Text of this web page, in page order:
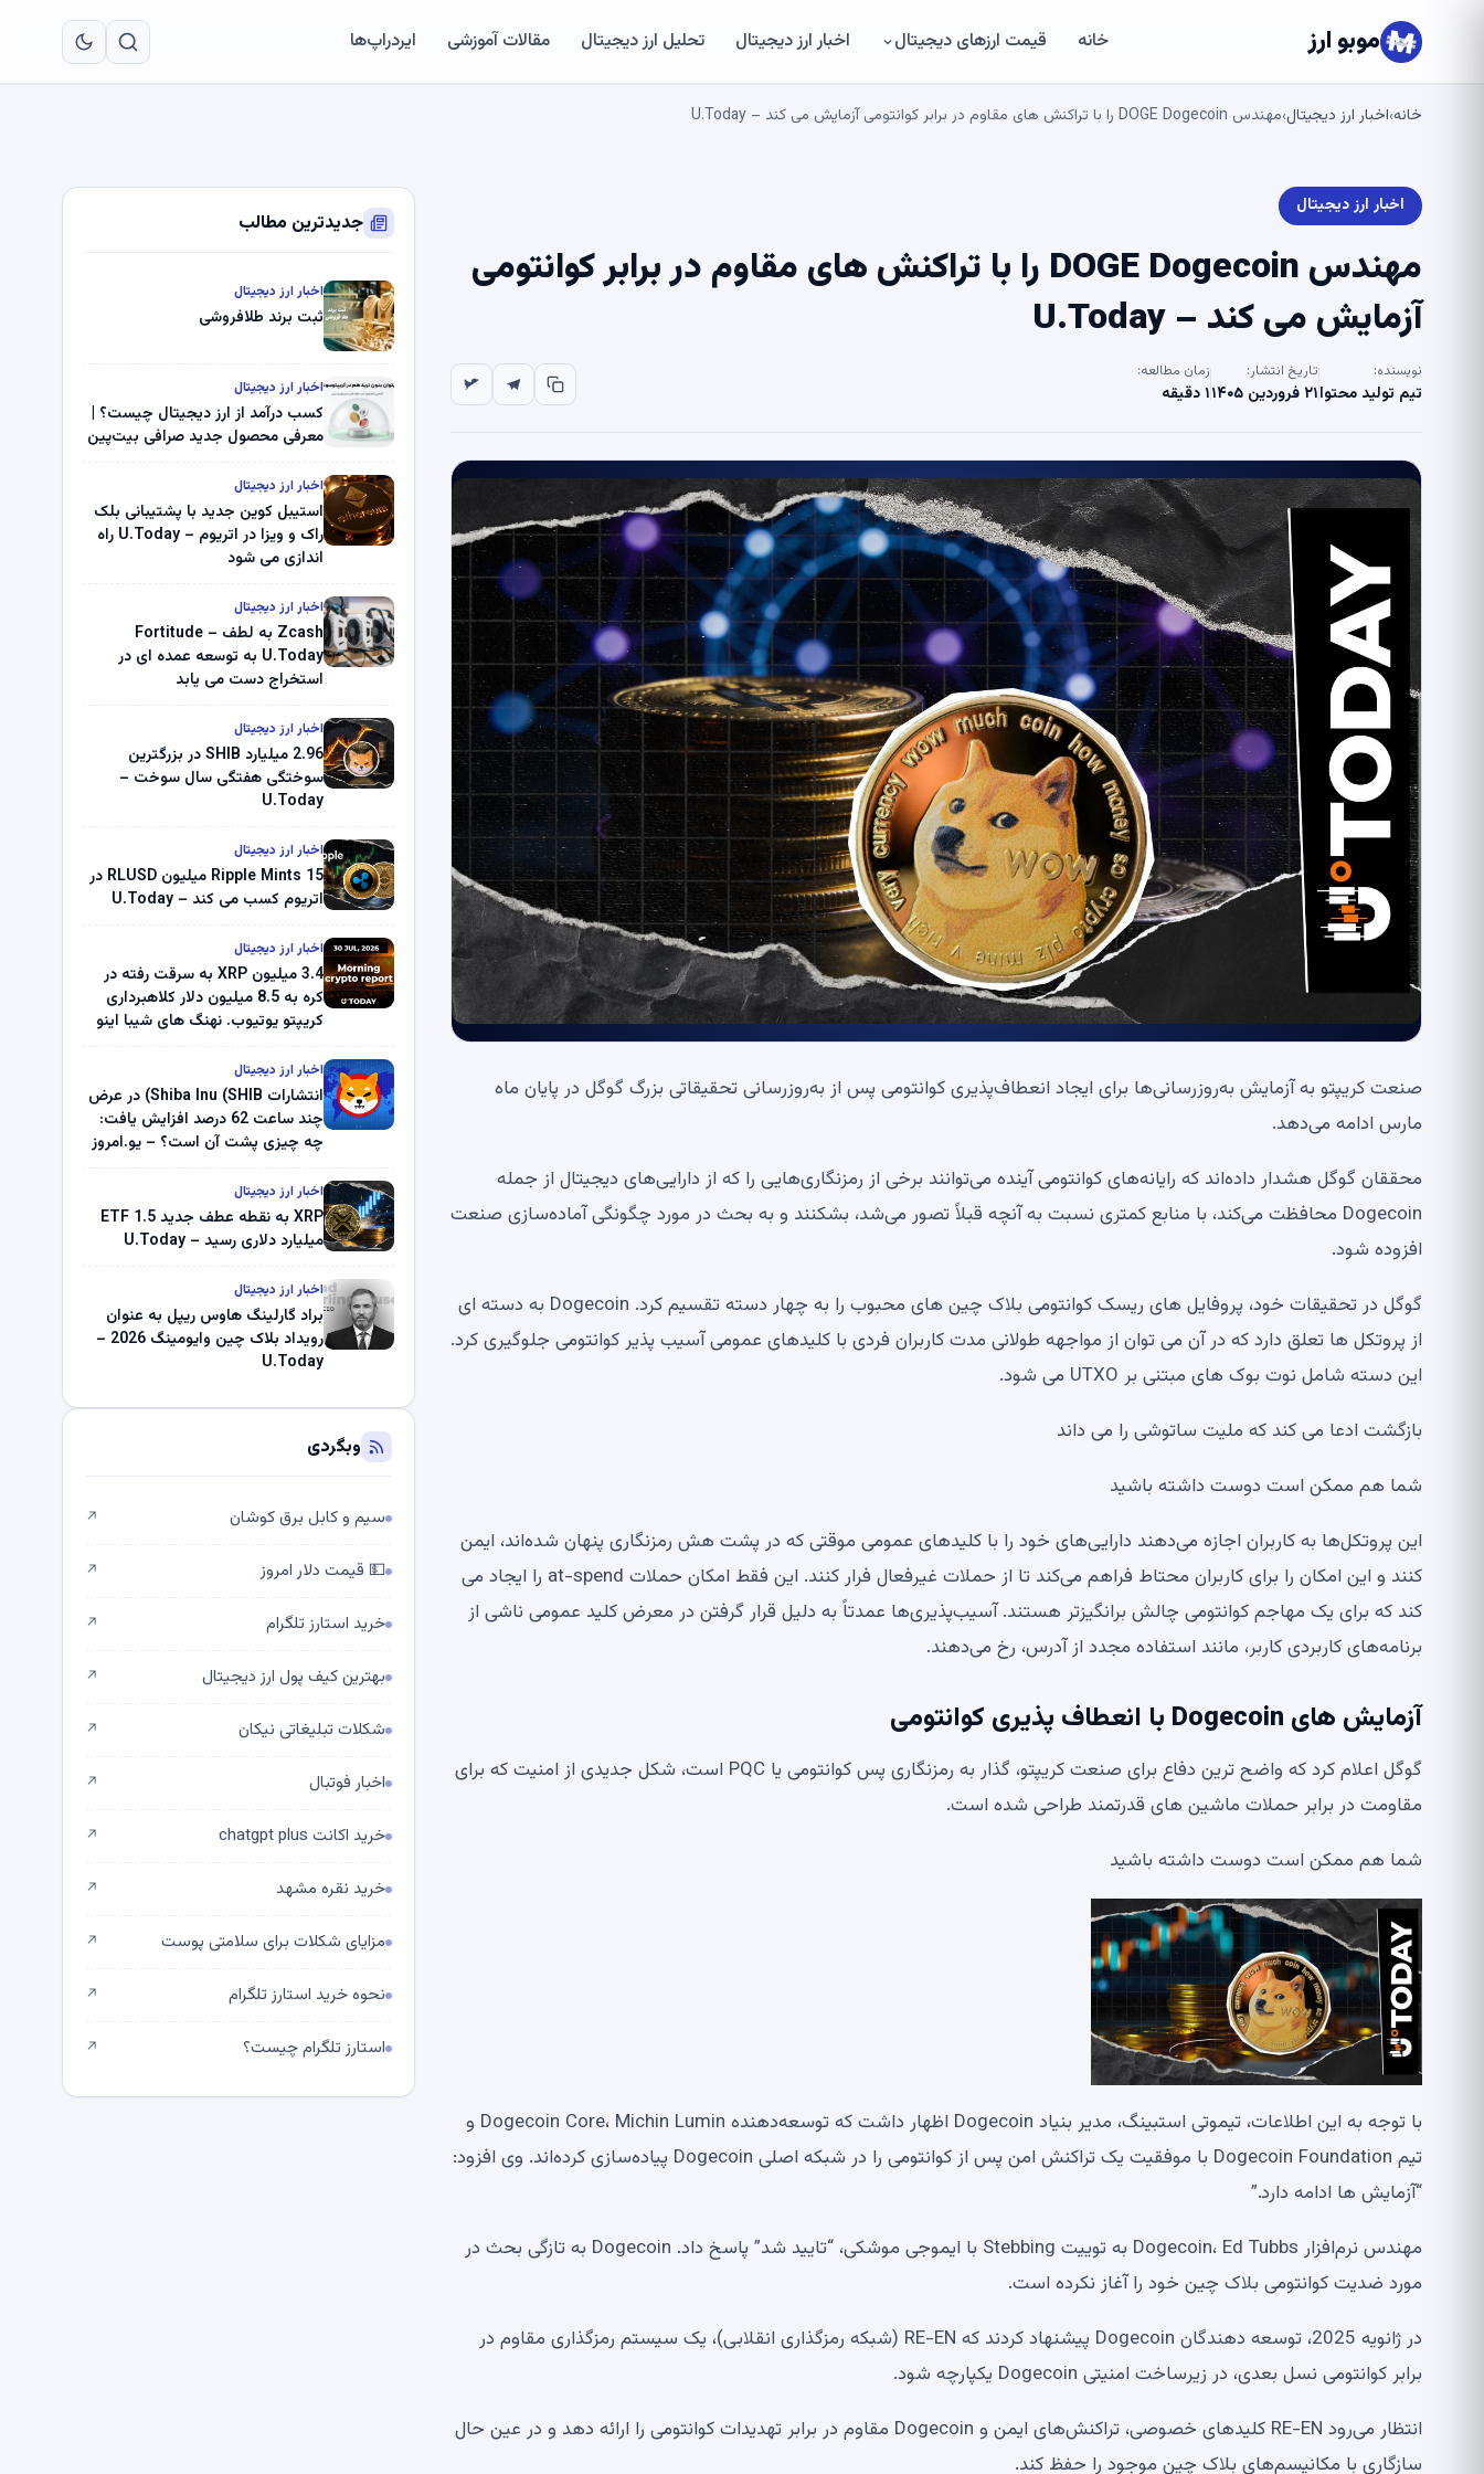
موبو ارز خانه قیمت ارزهای دیجیتال اخبار ارز دیجیتال تحلیل ارز دیجیتال مقالات آموزشی ایردراپ‌ها
خانه›اخبار ارز دیجیتال›مهندس DOGE Dogecoin را با تراکنش های مقاوم در برابر کوانتومی آزمایش می کند – U.Today
اخبار ارز دیجیتال
مهندس DOGE Dogecoin را با تراکنش های مقاوم در برابر کوانتومی
آزمایش می کند – U.Today
نویسنده:
تیم تولید محتوا
تاریخ انتشار:
۲۱ فروردین ۱۴۰۵
زمان مطالعه:
۱ دقیقه
صنعت کریپتو به آزمایش به‌روزرسانی‌ها برای ایجاد انعطاف‌پذیری کوانتومی پس از به‌روزرسانی تحقیقاتی بزرگ گوگل در پایان ماه
مارس ادامه می‌دهد.
محققان گوگل هشدار داده‌اند که رایانه‌های کوانتومی آینده می‌توانند برخی از رمزنگاری‌هایی را که از دارایی‌های دیجیتال از جمله
Dogecoin محافظت می‌کند، با منابع کمتری نسبت به آنچه قبلاً تصور می‌شد، بشکنند و به بحث در مورد چگونگی آماده‌سازی صنعت
افزوده شود.
گوگل در تحقیقات خود، پروفایل های ریسک کوانتومی بلاک چین های محبوب را به چهار دسته تقسیم کرد. Dogecoin به دسته ای
از پروتکل ها تعلق دارد که در آن می توان از مواجهه طولانی مدت کاربران فردی با کلیدهای عمومی آسیب پذیر کوانتومی جلوگیری کرد.
این دسته شامل نوت بوک های مبتنی بر UTXO می شود.
بازگشت ادعا می کند که ملیت ساتوشی را می داند
شما هم ممکن است دوست داشته باشید
این پروتکل‌ها به کاربران اجازه می‌دهند دارایی‌های خود را با کلیدهای عمومی موقتی که در پشت هش رمزنگاری پنهان شده‌اند، ایمن
کنند و این امکان را برای کاربران محتاط فراهم می‌کند تا از حملات غیرفعال فرار کنند. این فقط امکان حملات at-spend را ایجاد می
کند که برای یک مهاجم کوانتومی چالش برانگیزتر هستند. آسیب‌پذیری‌ها عمدتاً به دلیل قرار گرفتن در معرض کلید عمومی ناشی از
برنامه‌های کاربردی کاربر، مانند استفاده مجدد از آدرس، رخ می‌دهند.
آزمایش های Dogecoin با انعطاف پذیری کوانتومی
گوگل اعلام کرد که واضح ترین دفاع برای صنعت کریپتو، گذار به رمزنگاری پس کوانتومی یا PQC است، شکل جدیدی از امنیت که برای
مقاومت در برابر حملات ماشین های قدرتمند طراحی شده است.
شما هم ممکن است دوست داشته باشید
با توجه به این اطلاعات، تیموتی استبینگ، مدیر بنیاد Dogecoin اظهار داشت که توسعه‌دهنده Dogecoin Core، Michin Lumin و
تیم Dogecoin Foundation با موفقیت یک تراکنش امن پس از کوانتومی را در شبکه اصلی Dogecoin پیاده‌سازی کرده‌اند. وی افزود:
“آزمایش ها ادامه دارد.”
مهندس نرم‌افزار Dogecoin، Ed Tubbs به توییت Stebbing با ایموجی موشکی، “تایید شد” پاسخ داد. Dogecoin به تازگی بحث در
مورد ضدیت کوانتومی بلاک چین خود را آغاز نکرده است.
در ژانویه 2025، توسعه دهندگان Dogecoin پیشنهاد کردند که RE-EN (شبکه رمزگذاری انقلابی)، یک سیستم رمزگذاری مقاوم در
برابر کوانتومی نسل بعدی، در زیرساخت امنیتی Dogecoin یکپارچه شود.
انتظار می‌رود RE-EN کلیدهای خصوصی، تراکنش‌های ایمن و Dogecoin مقاوم در برابر تهدیدات کوانتومی را ارائه دهد و در عین حال
سازگاری با مکانیسم‌های بلاک چین موجود را حفظ کند.
جدیدترین مطالب
اخبار ارز دیجیتال
ثبت برند طلافروشی
اخبار ارز دیجیتال
کسب درآمد از ارز دیجیتال چیست؟ |
معرفی محصول جدید صرافی بیت‌پین
اخبار ارز دیجیتال
استیبل کوین جدید با پشتیبانی بلک
راک و ویزا در اتریوم – U.Today راه
اندازی می شود
اخبار ارز دیجیتال
Zcash به لطف Fortitude –
U.Today به توسعه عمده ای در
استخراج دست می یابد
اخبار ارز دیجیتال
2.96 میلیارد SHIB در بزرگترین
سوختگی هفتگی سال سوخت –
U.Today
اخبار ارز دیجیتال
Ripple Mints 15 میلیون RLUSD در
اتریوم کسب می کند – U.Today
اخبار ارز دیجیتال
3.4 میلیون XRP به سرقت رفته در
کره به 8.5 میلیون دلار کلاهبرداری
کریپتو یوتیوب. نهنگ های شیبا اینو
میلیون دلار U-Turn در بیت کوین را
ثبت کرد – گزارش کریپتو صبح –
U.Today
اخبار ارز دیجیتال
انتشارات Shiba Inu (SHIB) در عرض
چند ساعت 62 درصد افزایش یافت:
چه چیزی پشت آن است؟ – یو.امروز
اخبار ارز دیجیتال
XRP به نقطه عطف جدید ETF 1.5
میلیارد دلاری رسید – U.Today
اخبار ارز دیجیتال
براد گارلینگ هاوس ریپل به عنوان
رویداد بلاک چین وایومینگ 2026 –
U.Today
وبگردی
سیم و کابل برق کوشان ↗
💵 قیمت دلار امروز ↗
خرید استارز تلگرام ↗
بهترین کیف پول ارز دیجیتال ↗
شکلات تبلیغاتی نیکان ↗
اخبار فوتبال ↗
خرید اکانت chatgpt plus ↗
خرید نقره مشهد ↗
مزایای شکلات برای سلامتی پوست ↗
نحوه خرید استارز تلگرام ↗
استارز تلگرام چیست؟ ↗